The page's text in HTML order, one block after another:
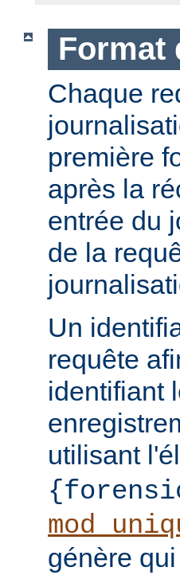
Format
Chaque
première
après la
entrée du
de la
Un
requête
identifiant
utilisant
génère